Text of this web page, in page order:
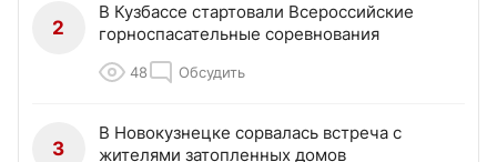
2
В Кузбассе стартовали Всероссийские
горноспасательные соревнования
48 Обсудить
3
В Новокузнецке сорвалась встреча с
жителями затопленных домов